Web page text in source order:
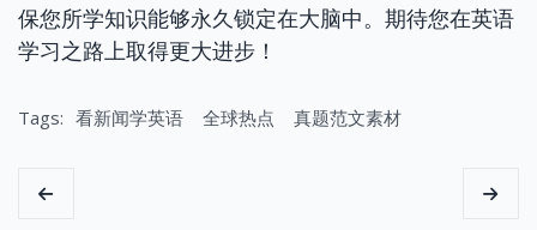
保您所学知识能够永久锁定在大脑中。期待您在英语
学习之路上取得更大进步！
Tags: 看新闻学英语 全球热点 真题范文素材